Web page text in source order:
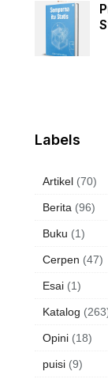
Labels
Artikel (70)
Berita (96)
Buku (1)
Cerpen (47)
Esai (1)
Katalog
Opini (18)
puisi (9)